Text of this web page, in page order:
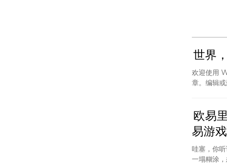
世界
欢迎使用
章。编辑
欧易
易游
哇塞，你
一塌糊涂